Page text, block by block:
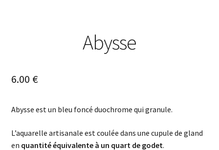
Abysse
6.00 €
Abysse est un bleu foncé duochrome qui granule.
L’aquarelle artisanale est coulée dans une cupule de gland
en quantité équivalente à un quart de godet.